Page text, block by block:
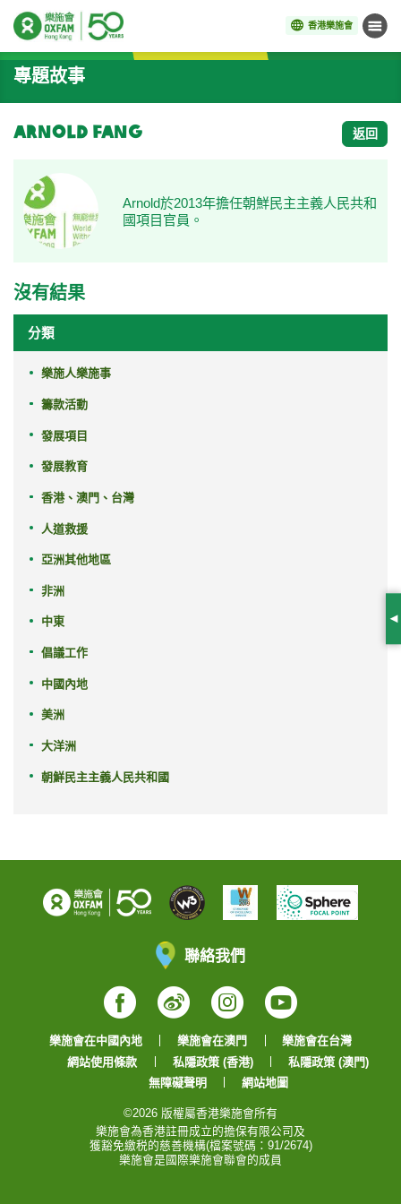
香港樂施會 目錄
開始主要內容
專題故事
Arnold Fang 返回
Arnold於2013年擔任朝鮮民主主義人民共和
國項目官員。
沒有結果
分類
樂施人樂施事
籌款活動
發展項目
發展教育
香港、澳門、台灣
人道救援
亞洲其他地區
非洲
中東
倡議工作
中國內地
美洲
大洋洲
朝鮮民主主義人民共和國
聯絡我們
Facebook
WeiboInstagram
YouTube
樂施會在中國內地 樂施會在澳門
樂施會在台灣
網站使用條款
私隱政策 (香港)
私隱政策 (澳門)
無障礙聲明
網站地圖
©2026 版權屬香港樂施會所有
樂施會為香港註冊成立的擔保有限公司及
獲豁免繳税的慈善機構(檔案號碼：91/2674)
樂施會是國際樂施會聯會的成員